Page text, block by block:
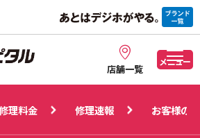
店舗一覧
メニュー
修理速報 お客様の声
理料金 修理速報 お客様の声